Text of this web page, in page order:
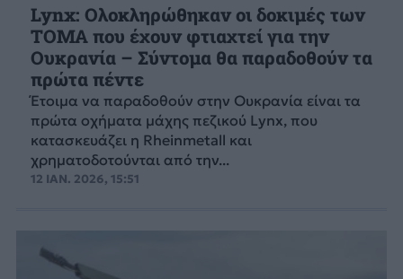
Lynx: Ολοκληρώθηκαν οι δοκιμές των
ΤΟΜΑ που έχουν φτιαχτεί για την
Ουκρανία – Σύντομα θα παραδοθούν τα
πρώτα πέντε
Έτοιμα να παραδοθούν στην Ουκρανία είναι τα
πρώτα οχήματα μάχης πεζικού Lynx, που
κατασκευάζει η Rheinmetall και
χρηματοδοτούνται από την...
12 ΙΑΝ. 2026, 15:51